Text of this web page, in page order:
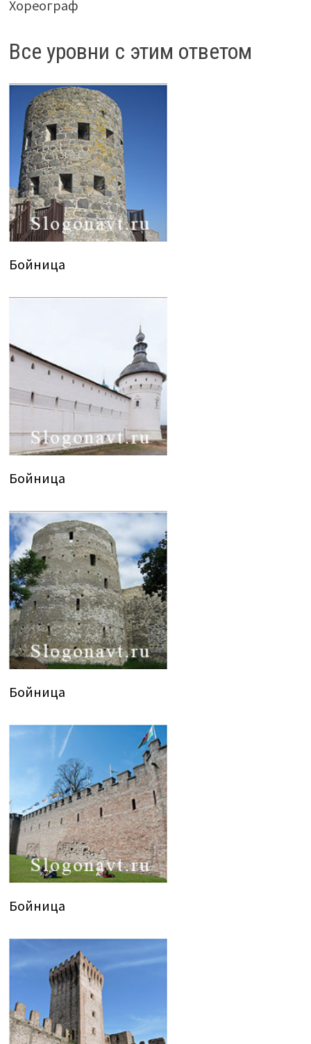
Хореограф
Все уровни с этим ответом
Бойница
Бойница
Бойница
Бойница